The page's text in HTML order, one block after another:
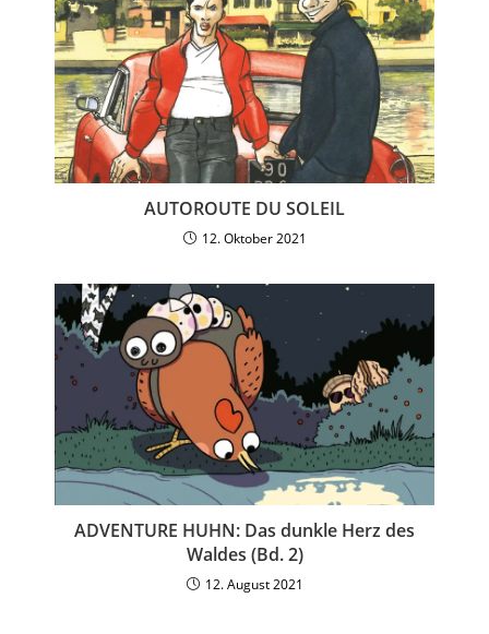
AUTOROUTE DU SOLEIL
12. Oktober 2021
ADVENTURE HUHN: Das dunkle Herz des
Waldes (Bd. 2)
12. August 2021